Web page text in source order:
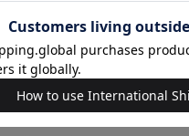
なく彩り添えるブラウン。
リアンレザー)